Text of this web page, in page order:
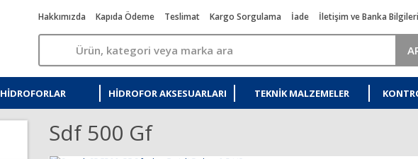
Hakkımızda Kapıda Ödeme Teslimat Kargo Sorgulama İade İletişim ve Banka Bilgileri
HIDROFORLAR HIDROFOR AKSESUARLARI TEKNIK MALZEMELER
Sdf 500 Gf